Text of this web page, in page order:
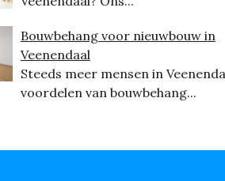
Bouwbehang voor nieuwbouw in
Veenendaal
Steeds meer mensen in
voordelen van bouwbehang...